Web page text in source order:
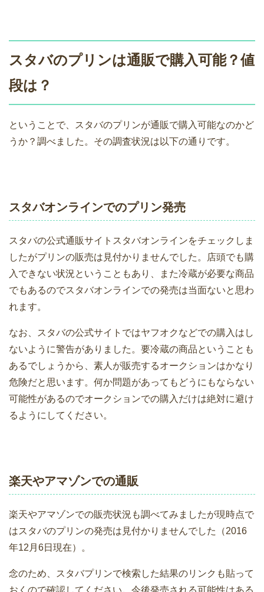
スタバのプリンは通販で購入可能？値
段は？
ということで、スタバのプリンが通販で購入可能なのかど
うか？調べました。その調査状況は以下の通りです。
スタバオンラインでのプリン発売
スタバの公式通販サイトスタバオンラインをチェックしま
したがプリンの販売は見付かりませんでした。店頭でも購
入できない状況ということもあり、また冷蔵が必要な商品
でもあるのでスタバオンラインでの発売は当面ないと思わ
れます。
なお、スタバの公式サイトではヤフオクなどでの購入はし
ないように警告がありました。要冷蔵の商品ということも
あるでしょうから、素人が販売するオークションはかなり
危険だと思います。何か問題があってもどうにもならない
可能性があるのでオークションでの購入だけは絶対に避け
るようにしてください。
楽天やアマゾンでの通販
楽天やアマゾンでの販売状況も調べてみましたが現時点で
はスタバのプリンの発売は見付かりませんでした（2016
年12月6日現在）。
念のため、スタバプリンで検索した結果のリンクも貼って
おくので確認してください。今後発売される可能性はある